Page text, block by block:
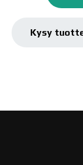
G180124
Kysy